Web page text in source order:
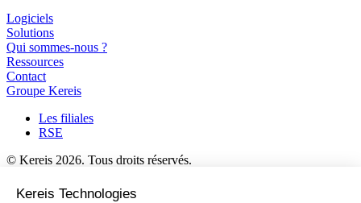
Logiciels
Solutions
Qui sommes-nous ?
Ressources
Contact
Groupe Kereis
Les filiales
RSE
© Kereis 2026. Tous droits réservés.
Accessibilité numérique–